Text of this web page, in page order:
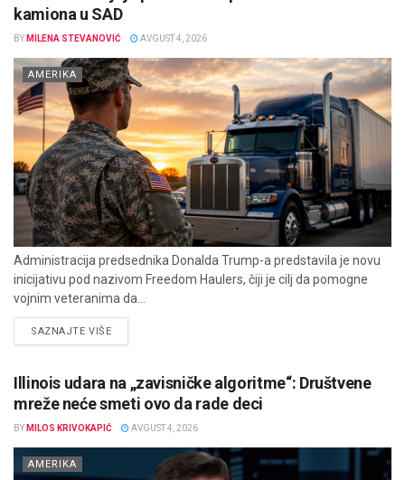
kamiona u SAD
BY MILENA STEVANOVIĆ AVGUST 4, 2026
AMERIKA
Administracija predsednika Donalda Trump-a predstavila je novu
inicijativu pod nazivom Freedom Haulers, čiji je cilj da pomogne
vojnim veteranima da...
SAZNAJTE VIŠEDETAILS
Illinois udara na „zavisničke algoritme“: Društvene
mreže neće smeti ovo da rade deci
BY MILOS KRIVOKAPIĆ AVGUST 4, 2026
AMERIKA